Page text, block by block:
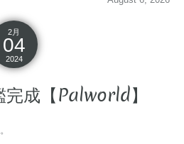
2月
04
2024
成【Palworld】